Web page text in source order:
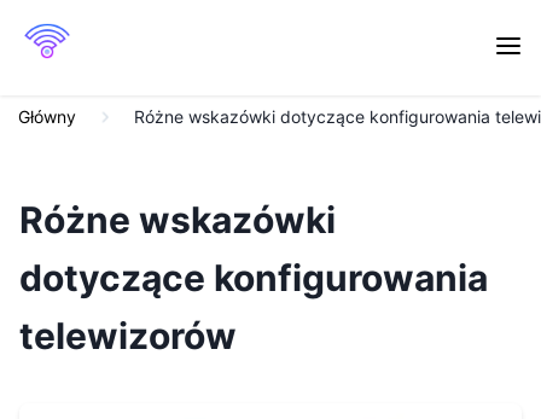
Główny Różne wskazówki dotyczące konfigurowania
Różne wskazówki
dotyczące konfigurowania
telewizorów